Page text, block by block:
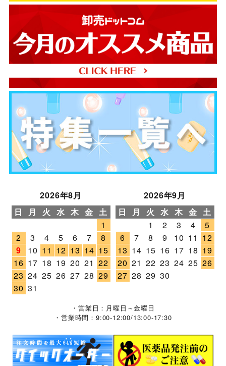
2026年8月
日
月 火 水 木 金 土
1
2
3 4 5 6 7
8
9
10 11 12 13 14 15
16 17 18 19 20 21 22
23 24 25 26 27 28 29
30 31
2026年9月
日
月 火 水 木 金 土
1
2 3 4
5
6
7 8 9 10 11 12
13 14 15 16 17 18 19
20 21 22 23 24 25 26
27 28 29 30
・営業日：月曜日～金曜日
・営業時間：9:00-12:00/13:00-17:30